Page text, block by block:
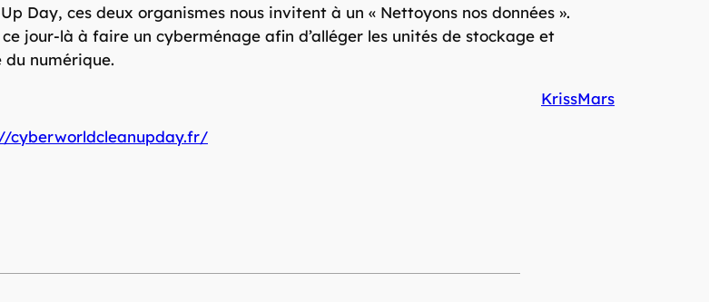
Day, ces deux organismes nous invitent à un « Nettoyons nos données ».
jour-là à faire un cyberménage afin d’alléger les unités de stockage et
numérique.
KrissMars
cyberworldcleanupday.fr/